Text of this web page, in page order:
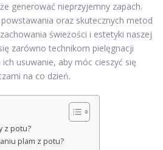
generować nieprzyjemny zapach.
oraz skutecznych metod
świeżości i estetyki naszej
zarówno technikom pielęgnacji
usuwanie, aby móc cieszyć się
na co dzień.
z potu?
plam z potu?